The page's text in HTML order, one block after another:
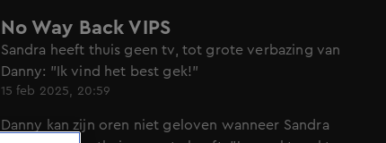
No Way Back VIPS
Sandra heeft thuis geen tv, tot grote verbazing van
Danny: "Ik vind het best gek!"
15 feb 2025, 20:59
Danny kan zijn oren niet geloven wanneer Sandra